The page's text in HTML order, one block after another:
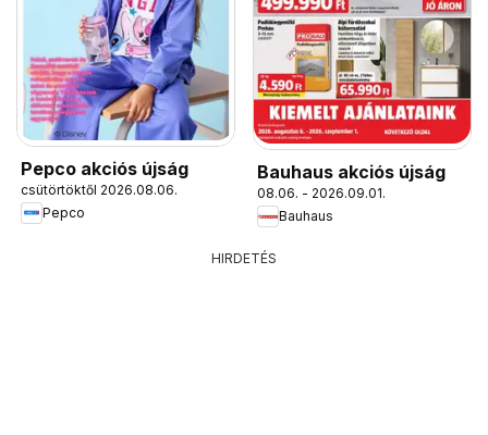
Pepco akciós újság
csütörtöktől 2026.08.06.
Pepco
Bauhaus akciós újság
08.06. - 2026.09.01.
Bauhaus
HIRDETÉS